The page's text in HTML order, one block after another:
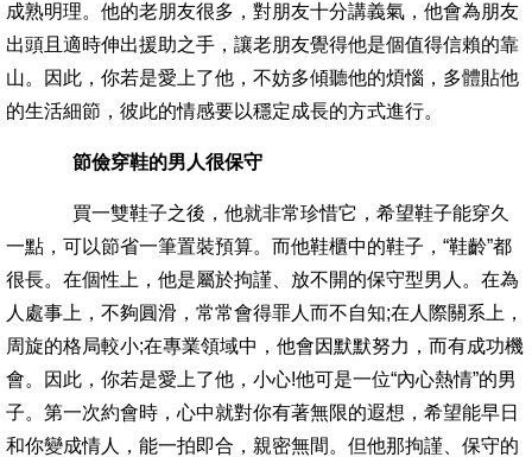
成熟明理。他的老朋友很多，對朋友十分講義氣，他會為朋友
出頭且適時伸出援助之手，讓老朋友覺得他是個值得信賴的靠
山。因此，你若是愛上了他，不妨多傾聽他的煩惱，多體貼他
的生活細節，彼此的情感要以穩定成長的方式進行。
節儉穿鞋的男人很保守
買一雙鞋子之後，他就非常珍惜它，希望鞋子能穿久
一點，可以節省一筆置裝預算。而他鞋櫃中的鞋子，“鞋齡”都
很長。在個性上，他是屬於拘謹、放不開的保守型男人。在為
人處事上，不夠圓滑，常常會得罪人而不自知;在人際關系上，
周旋的格局較小;在專業領域中，他會因默默努力，而有成功機
會。因此，你若是愛上了他，小心!他可是一位“內心熱情”的男
子。第一次約會時，心中就對你有著無限的遐想，希望能早日
和你變成情人，能一拍即合，親密無間。但他那拘謹、保守的